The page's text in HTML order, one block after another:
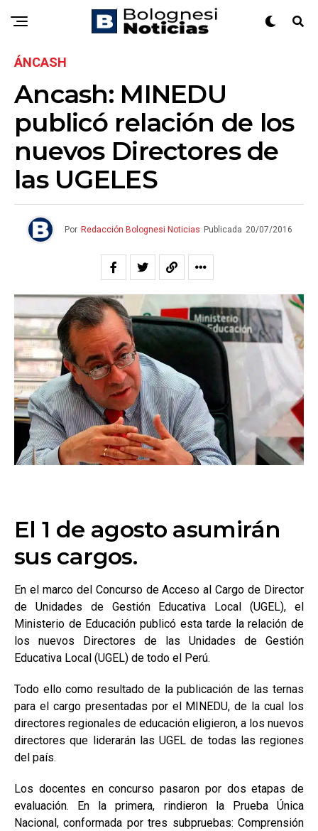
ÁNCASH
Ancash: MINEDU
publicó relación de los
nuevos Directores de
las UGELES
Por Redacción Bolognesi Noticias Publicada 20/07/2016
El 1 de agosto asumirán
sus cargos.
En el marco del Concurso de Acceso al Cargo de Director
de Unidades de Gestión Educativa Local (UGEL), el
Ministerio de Educación publicó esta tarde la relación de
los nuevos Directores de las Unidades de Gestión
Educativa Local (UGEL) de todo el Perú.
Todo ello como resultado de la publicación de las ternas
para el cargo presentadas por el MINEDU, de la cual los
directores regionales de educación eligieron, a los nuevos
directores que liderarán las UGEL de todas las regiones
del país.
Los docentes en concurso pasaron por dos etapas de
evaluación. En la primera, rindieron la Prueba Única
Nacional, conformada por tres subpruebas: Comprensión